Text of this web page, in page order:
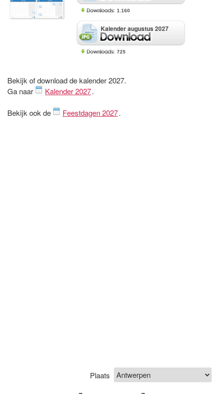
1.160
Kalender augustus 2027
725
Bekijk of download de kalender 2027.
Ga naar
Kalender 2027.
Bekijk ook de Feestdagen 2027.
Plaats